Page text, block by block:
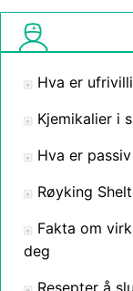
Hva er
Kjemikalier i
Hva er
Røyking
Fakta om
deg
Resepter å